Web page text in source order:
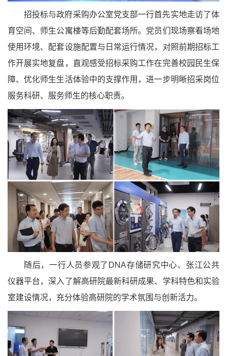
招投标与政府采购办公室党支部一行首先实地走访了体
育空间、师生公寓楼等后勤配套场所。党员们现场察看场地
使用环境、配套设施配置与日常运行情况，对照前期招标工
作开展实地复盘，直观感受招标采购工作在完善校园民生保
障、优化师生生活体验中的支撑作用，进一步明晰招采岗位
服务科研、服务师生的核心职责。
随后，一行人员参观了DNA存储研究中心、张江公共
仪器平台，深入了解高研院最新科研成果、学科特色和实验
室建设情况，充分体验高研院的学术氛围与创新活力。